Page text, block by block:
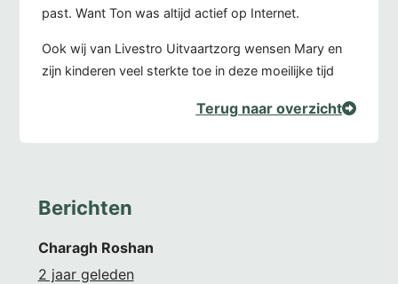
past. Want Ton was altijd actief op Internet.
Ook wij van Livestro Uitvaartzorg wensen Mary en
zijn kinderen veel sterkte toe in deze moeilijke tijd
Terug naar overzicht
Berichten
Charagh Roshan
2 jaar geleden